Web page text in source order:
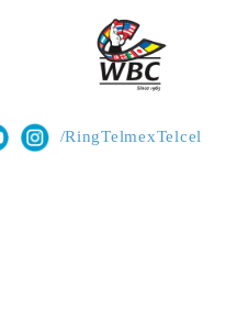
/RingTelmexTelcel